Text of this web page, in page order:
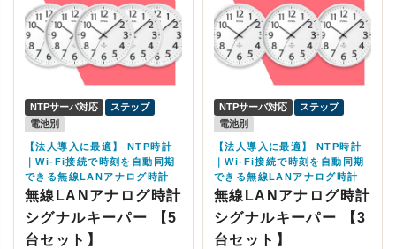
NTPサーバ対応
ステップ
電池別
【法人導入に最適】 NTP時計
｜Wi-Fi接続で時刻を自動同期
できる無線LANアナログ時計
無線LANアナログ時計
シグナルキーパー 【5
台セット】
NTPサーバ対応
ステップ
電池別
【法人導入に最適】 NTP時計
｜Wi-Fi接続で時刻を自動同期
できる無線LANアナログ時計
無線LANアナログ時計
シグナルキーパー 【3
台セット】